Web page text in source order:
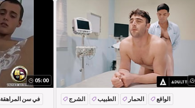
05:00
في سن المراهقة الشرج الطبيب الحمار الواقع